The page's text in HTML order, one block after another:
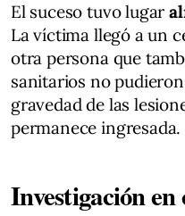
El suceso tuvo lugar
La víctima llegó a un
otra persona que
sanitarios no
gravedad de las
permanece ingresada.
Investigación en